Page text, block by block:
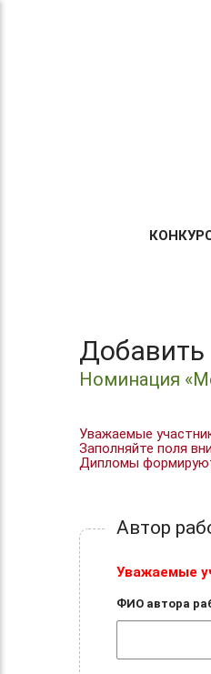
Номинация
Уважаемые
Заполняйте поля
Дипломы
Автор
Уважаемые
ФИО автора